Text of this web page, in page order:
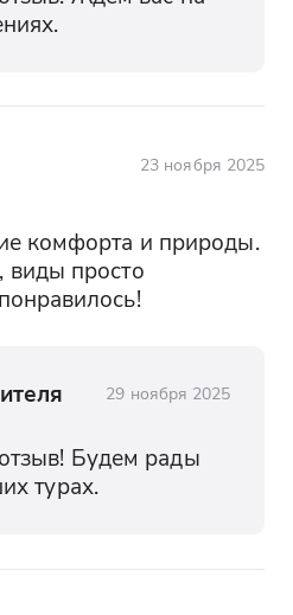
23 ноября 2025
комфорта и природы.
просто
29 ноября 2025
Будем рады
турах.